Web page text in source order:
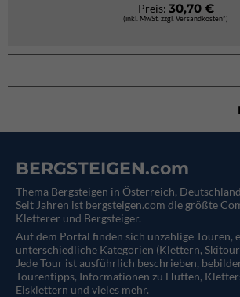
Preis: 30,70 €
(inkl. MwSt. zzgl. Versandkosten*)
BERGSTEIGEN.com
Thema Bergsteigen in Österreich,
Seit Jahren ist bergsteigen.com die größte
Kletterer und Bergsteiger.
Auf dem Portal finden sich unzählige Touren,
unterschiedliche Kategorien (Klettern,
Jede Tour ist ausführlich beschrieben,
Tourentipps, Informationen zu Hütten,
Eisklettern und vieles mehr.